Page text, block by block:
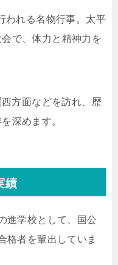
われる名物行事。太平
で、体力と精神力を
方面などを訪れ、歴
深めます。
績
進学校として、国公
格者を輩出していま